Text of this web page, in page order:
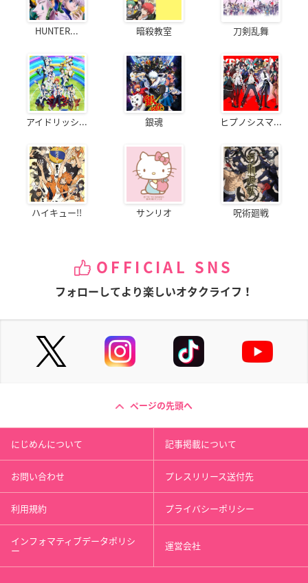
HUNTER... 暗殺教室 刀剣乱舞
アイドリッシ... 銀魂 ヒプノシスマ...
ハイキュー!! サンリオ 呪術廻戦
OFFICIAL SNS
フォローしてより楽しいオタクライフ！
ページの先頭へ
にじめんについて 記事掲載について
お問い合わせ プレスリリース送付先
利用規約 プライバシーポリシー
インフォマティブデータポリシ
ー 運営会社